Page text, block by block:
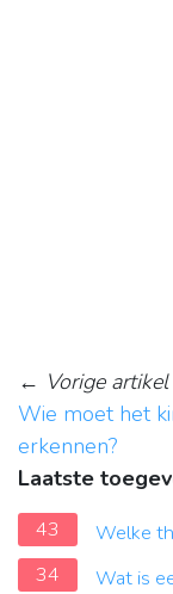
← Vorige artikel
Wie moet het
erkennen?
Laatste
43
Welke
34
Wat is